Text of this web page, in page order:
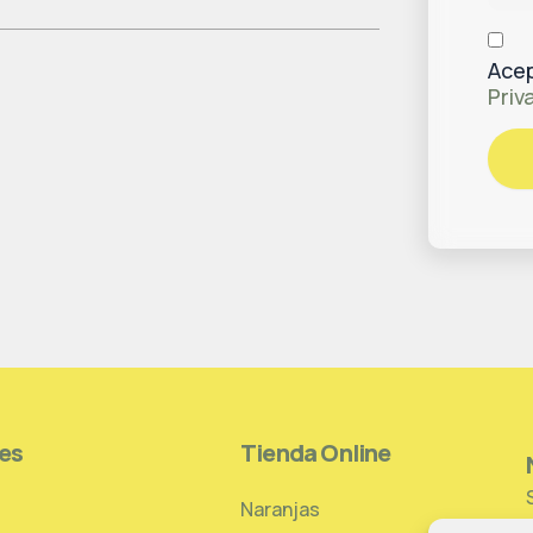
Tienda Online
Naranjas